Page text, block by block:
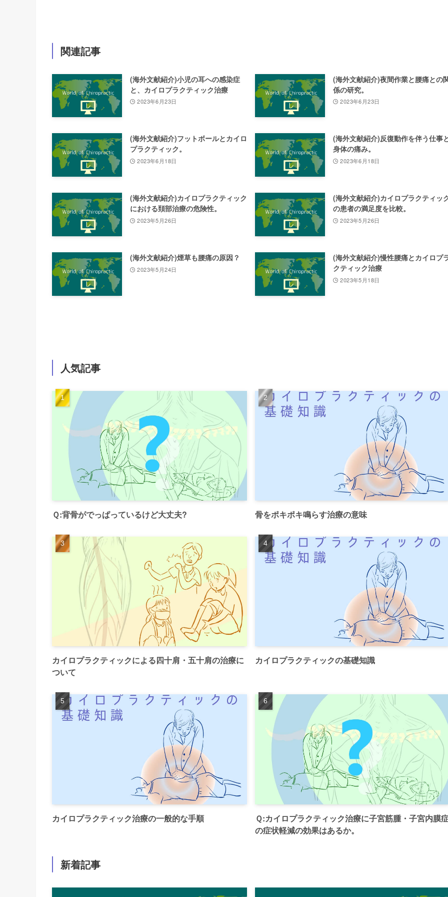
関連記事
(海外文献紹介)小児の耳への感染症
と、カイロプラクティック治療
2023年6月23日
(海外文献紹介)夜間作業と腰痛との
係の研究。
2023年6月23日
(海外文献紹介)フットボールとカイロ
プラクティック。
2023年6月18日
(海外文献紹介)反復動作を伴う仕事
身体の痛み。
2023年6月18日
(海外文献紹介)カイロプラクティック
における頚部治療の危険性。
2023年5月26日
(海外文献紹介)カイロプラクティッ
の患者の満足度を比較。
2023年5月26日
(海外文献紹介)煙草も腰痛の原因？
2023年5月24日
(海外文献紹介)慢性腰痛とカイロプ
クティック治療
2023年5月18日
人気記事
Ｑ:背骨がでっぱっているけど大丈夫? 骨をポキポキ鳴らす治療の意味
カイロプラクティックによる四十肩・五十肩の治療に
ついて
カイロプラクティックの基礎知識
カイロプラクティック治療の一般的な手順
Ｑ:カイロプラクティック治療に子宮筋腫・子宮内膜
の症状軽減の効果はあるか。
新着記事